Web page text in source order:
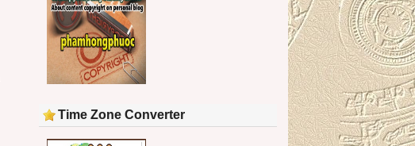
Time Zone Converter